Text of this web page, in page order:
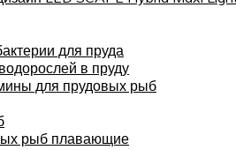
для пруда
в пруду
для прудовых рыб
рыб плавающие